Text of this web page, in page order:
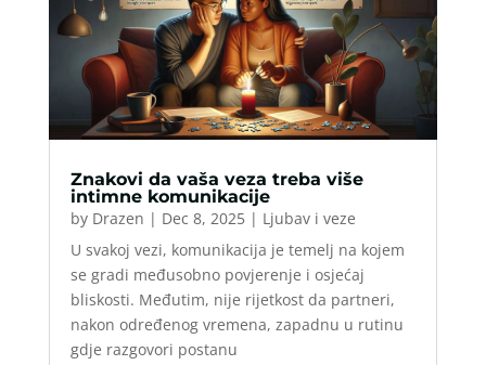
Znakovi da vaša veza treba više
intimne komunikacije
by Drazen | Dec 8, 2025| Ljubav i veze
U svakoj vezi, komunikacija je temelj na kojem
se gradi međusobno povjerenje i osjećaj
bliskosti. Međutim, nije rijetkost da partneri,
nakon određenog vremena, zapadnu u rutinu
gdje razgovori postanu